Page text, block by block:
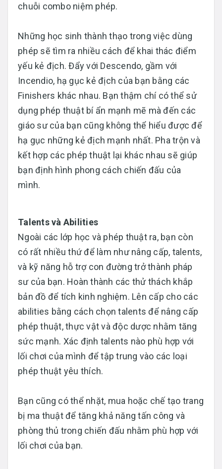
chuỗi combo niệm phép.
Những học sinh thành thạo trong việc dùng
phép sẽ tìm ra nhiều cách để khai thác điểm
yếu kẻ địch. Đẩy với Descendo, gầm với
Incendio, hạ gục kẻ địch của bạn bằng các
Finishers khác nhau. Bạn thậm chí có thể sử
dụng phép thuật bí ẩn mạnh mẽ mà đến các
giáo sư của bạn cũng không thể hiểu được để
hạ gục những kẻ địch mạnh nhất. Pha trộn và
kết hợp các phép thuật lại khác nhau sẽ giúp
bạn định hình phong cách chiến đấu của
mình.
Talents và Abilities
Ngoài các lớp học và phép thuật ra, bạn còn
có rất nhiều thứ để làm như nâng cấp, talents,
và kỹ năng hỗ trợ con đường trở thành pháp
sư của bạn. Hoàn thành các thử thách khắp
bản đồ để tích kinh nghiệm. Lên cấp cho các
abilities bằng cách chọn talents để nâng cấp
phép thuật, thực vật và độc dược nhằm tăng
sức mạnh. Xác định talents nào phù hợp với
lối chơi của mình để tập trung vào các loại
phép thuật yêu thích.
Bạn cũng có thể nhặt, mua hoặc chế tạo trang
bị ma thuật để tăng khả năng tấn công và
phòng thủ trong chiến đấu nhằm phù hợp với
lối chơi của bạn.